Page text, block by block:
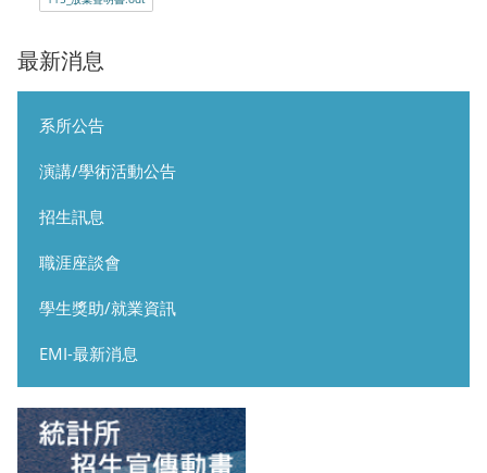
最新消息
系所公告
演講/學術活動公告
招生訊息
職涯座談會
學生獎助/就業資訊
EMI-最新消息